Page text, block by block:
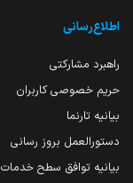
اطلاع‌رسانی
راهبرد مشارکتی
حریم خصوصی کاربران
بیانیه تارنما
دستورالعمل بروز رسانی
بیانیه توافق سطح خدمات